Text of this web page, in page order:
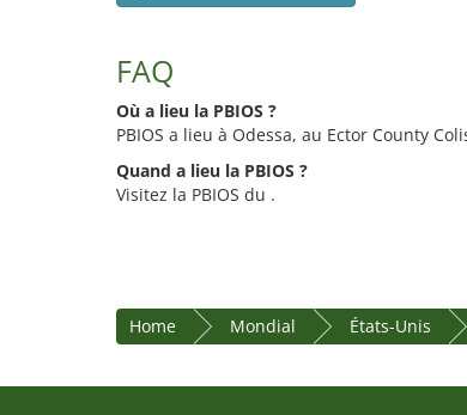
FAQ
Où a lieu la PBIOS ?
PBIOS a lieu à Odessa, au Ector County
Quand a lieu la PBIOS ?
Visitez la PBIOS du .
Home Mondial États-Unis